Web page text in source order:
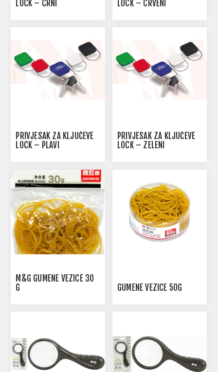
LOCK – CRNI
LOCK – CRVENI
PRIVJESAK ZA KLJUČEVE
LOCK – PLAVI
PRIVJESAK ZA KLJUČEVE
LOCK – ZELENI
M&G GUMENE VEZICE 30
G
GUMENE VEZICE 50G